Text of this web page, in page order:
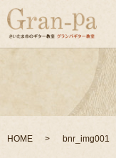
HOME bnr_img001